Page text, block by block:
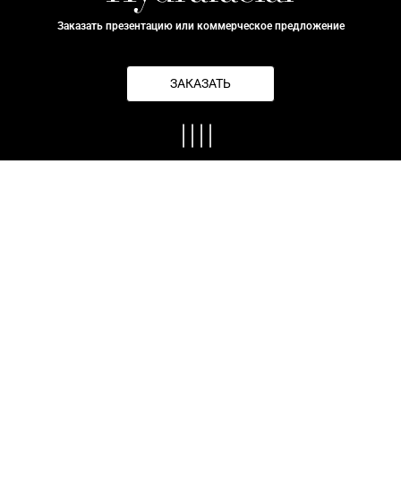
Заказать презентацию или коммерческое предложение
ЗАКАЗАТЬ